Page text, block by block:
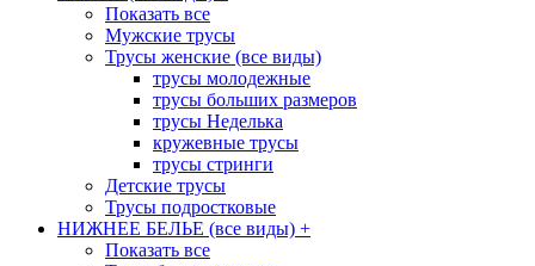
Показать все
Мужские трусы
Трусы женские (все виды)
трусы молодежные
трусы больших размеров
трусы Неделька
кружевные трусы
трусы стринги
Детские трусы
Трусы подростковые
НИЖНЕЕ БЕЛЬЕ (все виды) +
Показать все